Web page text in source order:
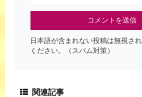
日本語が含まれない投稿は無視さ
ください。（スパム対策）
関連記事